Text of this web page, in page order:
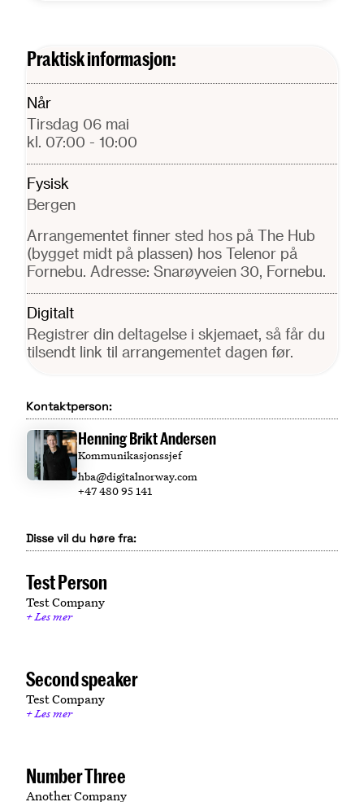
Praktisk informasjon:
Når
tirsdag 06 mai
kl. 07:00 - 10:00
Fysisk
Bergen
Arrangementet finner sted hos på The Hub
(bygget midt på plassen) hos Telenor på
Fornebu. Adresse: Snarøyveien 30, Fornebu.
Digitalt
Registrer din deltagelse i skjemaet, så får du
tilsendt link til arrangementet dagen før.
Kontaktperson:
Henning Brikt Andersen
Kommunikasjonssjef
hba@digitalnorway.com
+47 480 95 141
Disse vil du høre fra:
Test Person
Test Company
Les mer
Second speaker
Test Company
Les mer
Number Three
Another Company